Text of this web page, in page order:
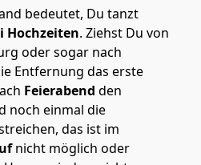
bedeutet, Du tanzt
Hochzeiten. Ziehst Du von
oder sogar nach
Entfernung das erste
Feierabend den
noch einmal die
das ist im
nicht möglich oder